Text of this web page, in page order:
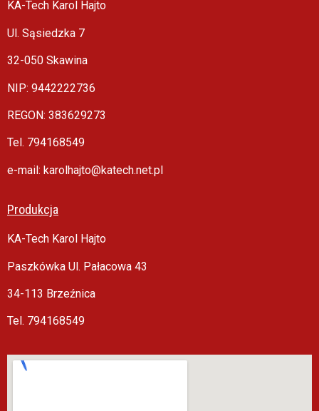
KA-Tech Karol Hajto
Ul. Sąsiedzka 7
32-050 Skawina
NIP: 9442222736
REGON: 383629273
Tel. 794168549
e-mail: karolhajto@katech.net.pl
Produkcja
KA-Tech Karol Hajto
Paszkówka Ul. Pałacowa 43
34-113 Brzeźnica
Tel. 794168549